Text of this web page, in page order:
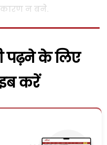
न बने.
पढ़ने के लिए
करें